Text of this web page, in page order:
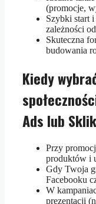
(promocje,
Szybki start
zależności
Skuteczna
budowania
Kiedy
Ads lub
Przy
produktów i
Gdy Twoja
Facebooku
W
prezentacji